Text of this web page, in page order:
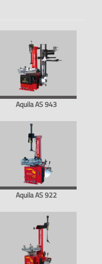
Aquila AS 943
Aquila AS 922